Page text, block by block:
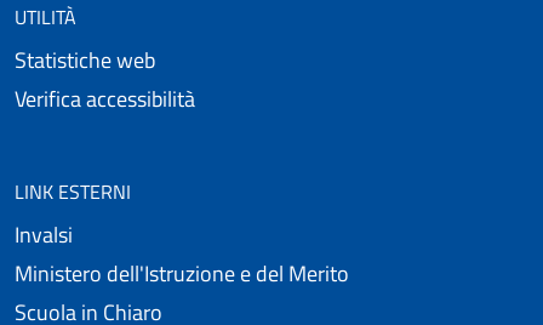
UTILITÀ
Statistiche web
Verifica accessibilità
LINK ESTERNI
Invalsi
Ministero dell'Istruzione e del Merito
Scuola in Chiaro